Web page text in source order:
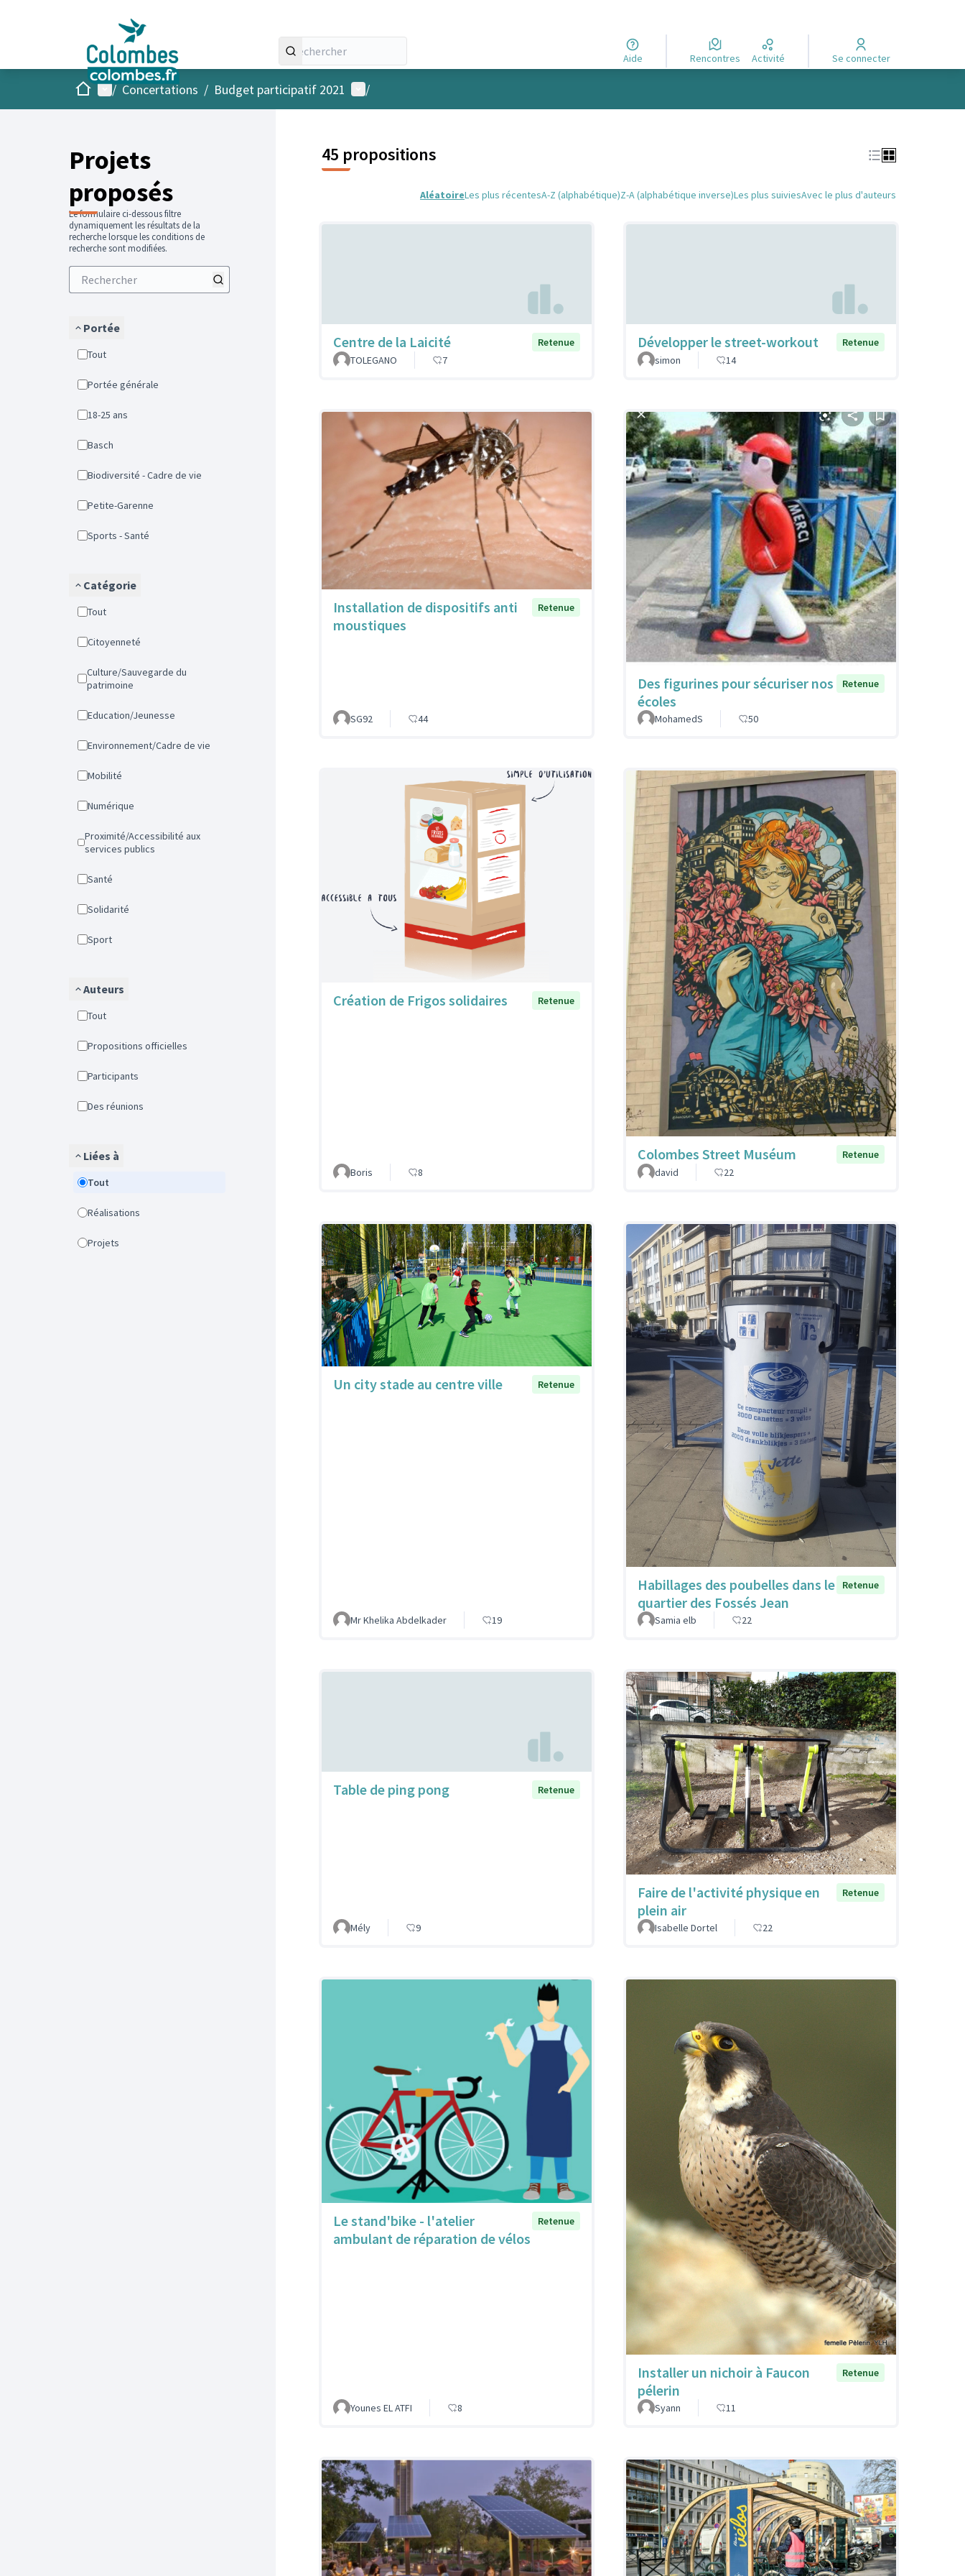
Aide Rencontres Activité Se connecter
AccueilMenu principal
/ Concertations / Budget participatif 2021 Menu utilisateur
/
Projets
proposés
Le formulaire ci-dessous filtre
dynamiquement les résultats de la
recherche lorsque les conditions de
recherche sont modifiées.
Portée
Tout
Portée générale
18-25 ans
Basch
Biodiversité - Cadre de vie
Petite-Garenne
Sports - Santé
Catégorie
Tout
Citoyenneté
Culture/Sauvegarde du
patrimoine
Education/Jeunesse
Environnement/Cadre de vie
Mobilité
Numérique
Proximité/Accessibilité aux
services publics
Santé
Solidarité
Sport
Auteurs
Tout
Propositions officielles
Participants
Des réunions
Liées à
Tout
Réalisations
Projets
45 propositions
AléatoireLes plus récentesA-Z (alphabétique)Z-A (alphabétique inverse)Les plus suiviesAvec le plus d'auteurs
Centre de la Laicité
Retenue
TOLEGANO
7
Développer le street-workout
Retenue
simon
14
Installation de dispositifs anti
moustiques
Retenue
SG92 44
Des figurines pour sécuriser nos
écoles
Retenue
MohamedS 50
Création de Frigos solidaires Retenue
Boris 8
Colombes Street Muséum
Retenue
david
22
Un city stade au centre ville Retenue
Mr Khelika Abdelkader 19
Habillages des poubelles dans le
quartier des Fossés Jean
Retenue
Samia elb 22
Table de ping pong Retenue
Mély 9
Faire de l'activité physique en
plein air
Retenue
Isabelle Dortel 22
Le stand'bike - l'atelier
ambulant de réparation de vélos
Retenue
Younes EL ATFI 8
Installer un nichoir à Faucon
pélerin
Retenue
Syann 11